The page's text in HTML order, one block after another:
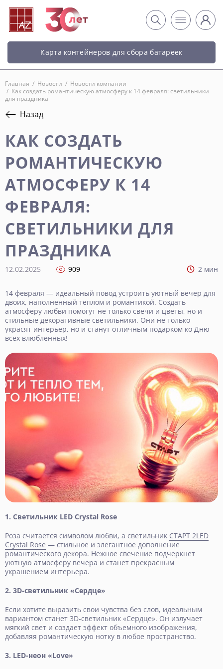
Карта контейнеров для сбора батареек
Главная / Новости / Новости компании
/ Как создать романтическую атмосферу к 14 февраля: светильники
для праздника
Назад
КАК СОЗДАТЬ
РОМАНТИЧЕСКУЮ
АТМОСФЕРУ К 14
ФЕВРАЛЯ:
СВЕТИЛЬНИКИ ДЛЯ
ПРАЗДНИКА
12.02.2025 909 2 мин
14 февраля — идеальный повод устроить уютный вечер для
двоих, наполненный теплом и романтикой. Создать
атмосферу любви помогут не только свечи и цветы, но и
стильные декоративные светильники. Они не только
украсят интерьер, но и станут отличным подарком ко Дню
всех влюбленных!
1. Светильник LED Crystal Rose
Роза считается символом любви, а светильник СТАРТ 2LED
Crystal Rose — стильное и элегантное дополнение
романтического декора. Нежное свечение подчеркнет
уютную атмосферу вечера и станет прекрасным
украшением интерьера.
2. 3D-светильник «Сердце»
Если хотите выразить свои чувства без слов, идеальным
вариантом станет 3D-светильник «Сердце». Он излучает
мягкий свет и создает эффект объемного изображения,
добавляя романтическую нотку в любое пространство.
3. LED-неон «Love»